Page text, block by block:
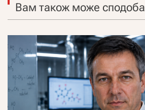
Вам також може